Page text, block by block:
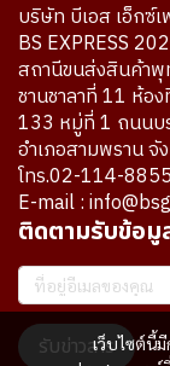
เว็บไซต์นี้
บริษัท บีเอส เอ็กซ์
BS EXPRESS
สถานีขนส่งสินค้า
ชานชาลาที่ 11 ห้อ
133 หมู่ที่ 1 ถนนบ
อำเภอสามพราน
โทร.02-114-8855
E-mail :
ติดตามรับข้อมู
รับข่าวสาร